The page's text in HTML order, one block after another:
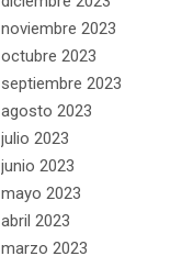
noviembre 2023
octubre 2023
septiembre 2023
agosto 2023
julio 2023
junio 2023
mayo 2023
abril 2023
marzo 2023